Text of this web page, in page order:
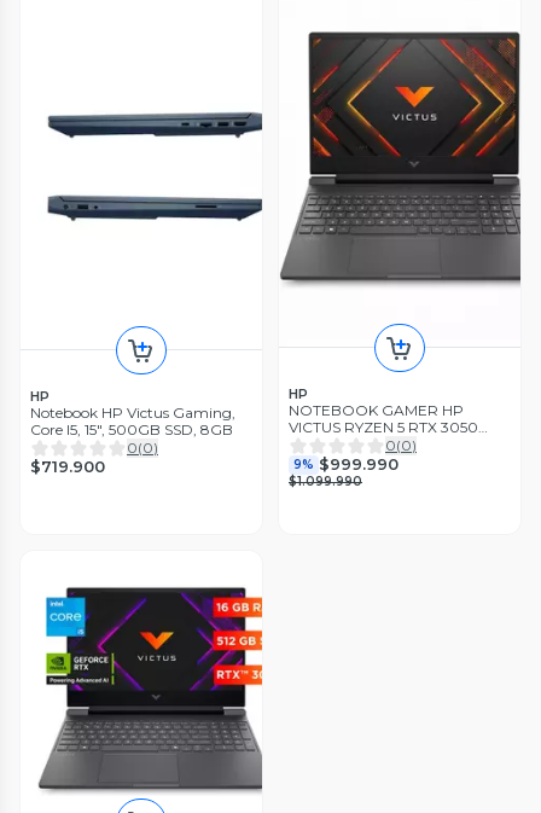
HP
Notebook HP Victus Gaming,
Core I5, 15", 500GB SSD, 8GB
0(0)
$719.900
HP
NOTEBOOK GAMER HP
VICTUS RYZEN 5 RTX 3050
16GB DE RAM SSD 512
PANTALLA 144HZ
0(0)
9% $999.990
$1.099.990